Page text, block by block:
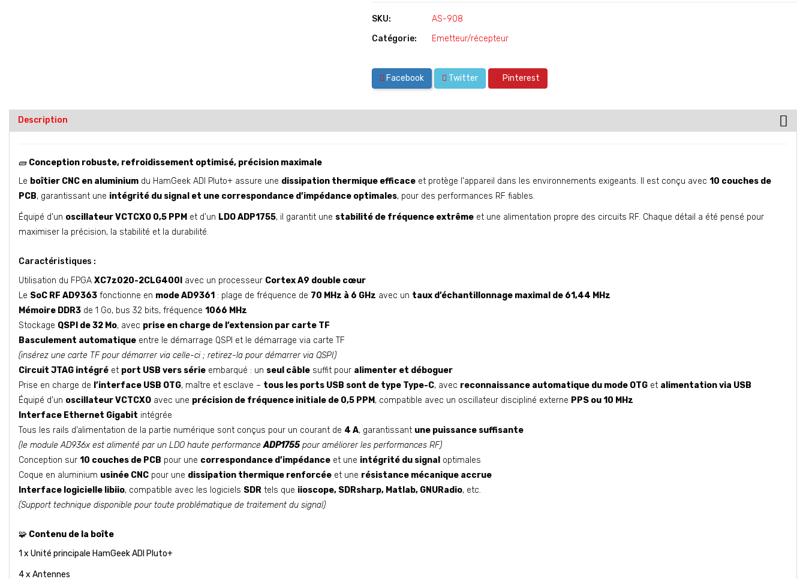
SKU:
AS-908
Catégorie:
Emetteur/récepteur
Facebook Twitter Pinterest
Description
🧱 Conception robuste, refroidissement optimisé, précision maximale
Le boîtier CNC en aluminium du HamGeek ADI Pluto+ assure une dissipation thermique efficace et protège l'appareil dans les environnements exigeants. Il est conçu avec 10 couches de
PCB, garantissant une intégrité du signal et une correspondance d’impédance optimales, pour des performances RF fiables.
Équipé d’un oscillateur VCTCXO 0,5 PPM et d’un LDO ADP1755, il garantit une stabilité de fréquence extrême et une alimentation propre des circuits RF. Chaque détail a été pensé pour
maximiser la précision, la stabilité et la durabilité.
Caractéristiques :
Utilisation du FPGA XC7z020-2CLG400I avec un processeur Cortex A9 double cœur
Le SoC RF AD9363 fonctionne en mode AD9361 : plage de fréquence de 70 MHz à 6 GHz avec un taux d’échantillonnage maximal de 61,44 MHz
Mémoire DDR3 de 1 Go, bus 32 bits, fréquence 1066 MHz
Stockage QSPI de 32 Mo, avec prise en charge de l’extension par carte TF
Basculement automatique entre le démarrage QSPI et le démarrage via carte TF
(insérez une carte TF pour démarrer via celle-ci ; retirez-la pour démarrer via QSPI)
Circuit JTAG intégré et port USB vers série embarqué : un seul câble suffit pour alimenter et déboguer
Prise en charge de l’interface USB OTG, maître et esclave – tous les ports USB sont de type Type-C, avec reconnaissance automatique du mode OTG et alimentation via USB
Équipé d’un oscillateur VCTCXO avec une précision de fréquence initiale de 0,5 PPM, compatible avec un oscillateur discipliné externe PPS ou 10 MHz
Interface Ethernet Gigabit intégrée
Tous les rails d’alimentation de la partie numérique sont conçus pour un courant de 4 A, garantissant une puissance suffisante
(le module AD936x est alimenté par un LDO haute performanceADP1755 pour améliorer les performances RF)
Conception sur 10 couches de PCB pour une correspondance d’impédance et une intégrité du signal optimales
Coque en aluminium usinée CNC pour une dissipation thermique renforcée et une résistance mécanique accrue
Interface logicielle libiio, compatible avec les logiciels SDR tels que iioscope, SDRsharp, Matlab, GNURadio, etc.
(Support technique disponible pour toute problématique de traitement du signal)
🧩 Contenu de la boîte
1 x Unité principale HamGeek ADI Pluto+
4 x Antennes